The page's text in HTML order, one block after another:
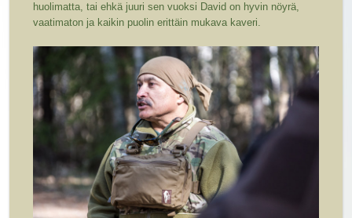
huolimatta, tai ehkä juuri sen vuoksi David on hyvin nöyrä,
vaatimaton ja kaikin puolin erittäin mukava kaveri.